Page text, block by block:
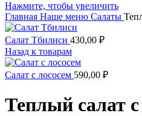
Нажмите, чтобы увеличить
Главная Наше меню Салаты
Салат Тбилиси 430,00 ₽
Назад к товарам
Салат с лососем 590,00 ₽
Теплый салат